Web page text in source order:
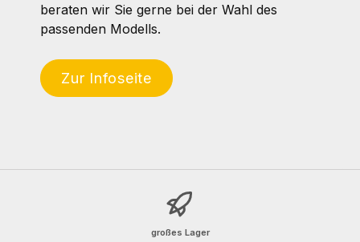
beraten wir Sie gerne bei der Wahl des
passenden Modells.
Zur Infoseite
großes Lager